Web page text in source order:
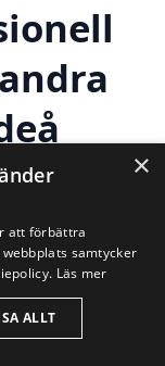
i Lögdeå
I området
där du
för dina
×
att förbättra
samtycker
Läs mer
ALLT